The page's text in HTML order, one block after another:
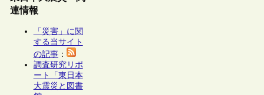
連情報
「災害」に関
する当サイト
の記事：
調査研究リポ
ート「東日本
大震災と図書